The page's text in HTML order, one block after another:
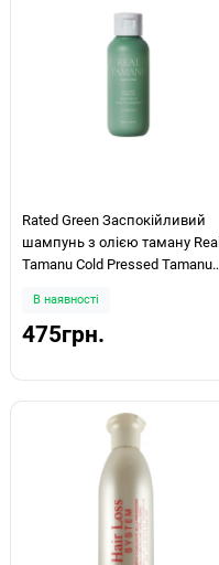
Rated Green Заспокійливий
шампунь з олією таману Real
Tamanu Cold Pressed Tamanu
мл
В наявності
475грн.